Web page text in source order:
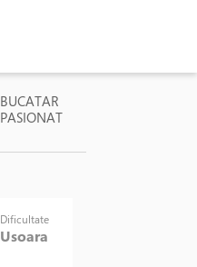
BUCATAR
PASIONAT
Dificultate
Usoara